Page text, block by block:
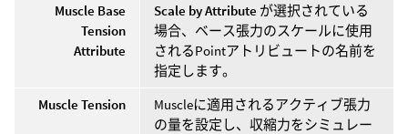
Muscle Base
Tension
Attribute
Scale by Attribute が選択されている
場合、ベース張力のスケールに使用
されるPointアトリビュートの名前を
指定します。
Muscle Tension
Muscleに適用されるアクティブ張力
の量を設定し、収縮力をシミュレー